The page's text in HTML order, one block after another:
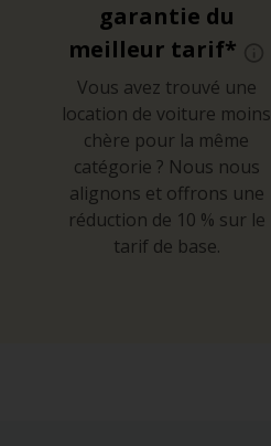
garantie du
meilleur tarif*
Vous avez trouvé une
location de voiture moins
chère pour la même
catégorie ? Nous nous
alignons et offrons une
réduction de 10 % sur le
tarif de base.